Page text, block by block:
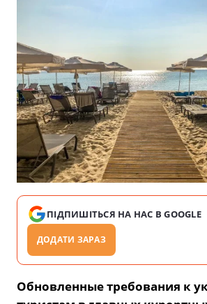
ПІДПИШІТЬСЯ НА НАС В GOOGLE
ДОДАТИ ЗАРАЗ
Обновленные требования к